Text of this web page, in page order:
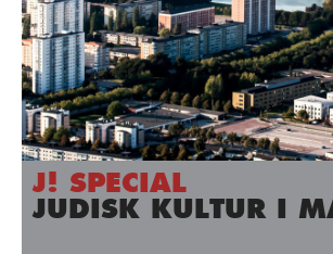
J! SPECIAL
JUDISK KULTUR I